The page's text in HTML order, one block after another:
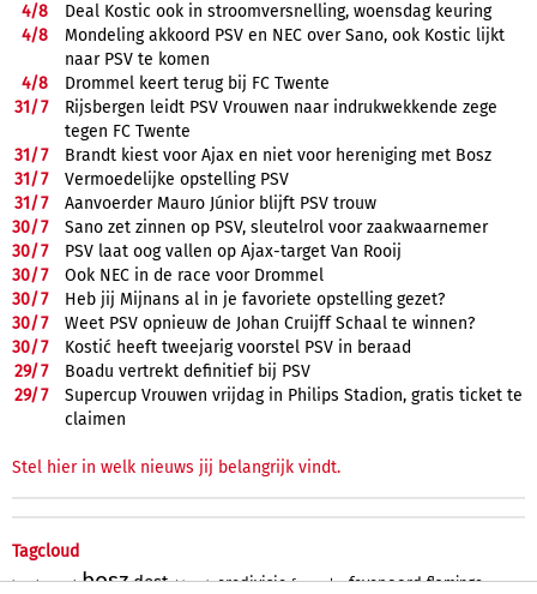
4/8
Deal Kostic ook in stroomversnelling, woensdag keuring
4/8
Mondeling akkoord PSV en NEC over Sano, ook Kostic lijkt
naar PSV te komen
4/8
Drommel keert terug bij FC Twente
31/7
Rijsbergen leidt PSV Vrouwen naar indrukwekkende zege
tegen FC Twente
31/7
Brandt kiest voor Ajax en niet voor hereniging met Bosz
31/7
Vermoedelijke opstelling PSV
31/7
Aanvoerder Mauro Júnior blijft PSV trouw
30/7
Sano zet zinnen op PSV, sleutelrol voor zaakwaarnemer
30/7
PSV laat oog vallen op Ajax-target Van Rooij
30/7
Ook NEC in de race voor Drommel
30/7
Heb jij Mijnans al in je favoriete opstelling gezet?
30/7
Weet PSV opnieuw de Johan Cruijff Schaal te winnen?
30/7
Kostić heeft tweejarig voorstel PSV in beraad
29/7
Boadu vertrekt definitief bij PSV
29/7
Supercup Vrouwen vrijdag in Philips Stadion, gratis ticket te
claimen
Stel hier in welk nieuws jij belangrijk vindt.
Tagcloud
berg bommel bosz dest driouech eredivisie fernandez feyenoord flamingo